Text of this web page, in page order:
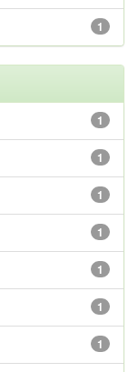
1
1
1
1
1
1
1
1